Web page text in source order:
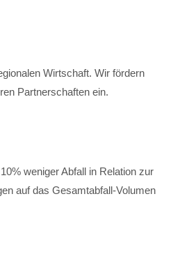
Wirtschaft. Wir fördern
Partnerschaften ein.
weniger Abfall in Relation zur
auf das Gesamtabfall-Volumen